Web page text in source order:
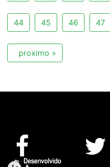
44 45 46 47
proximo »